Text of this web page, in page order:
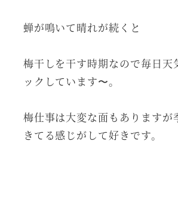
蝉が鳴いて晴れが続くと
梅干しを干す時期なので毎日天
ックしています〜。
梅仕事は大変な面もありますが
きてる感じがして好きです。